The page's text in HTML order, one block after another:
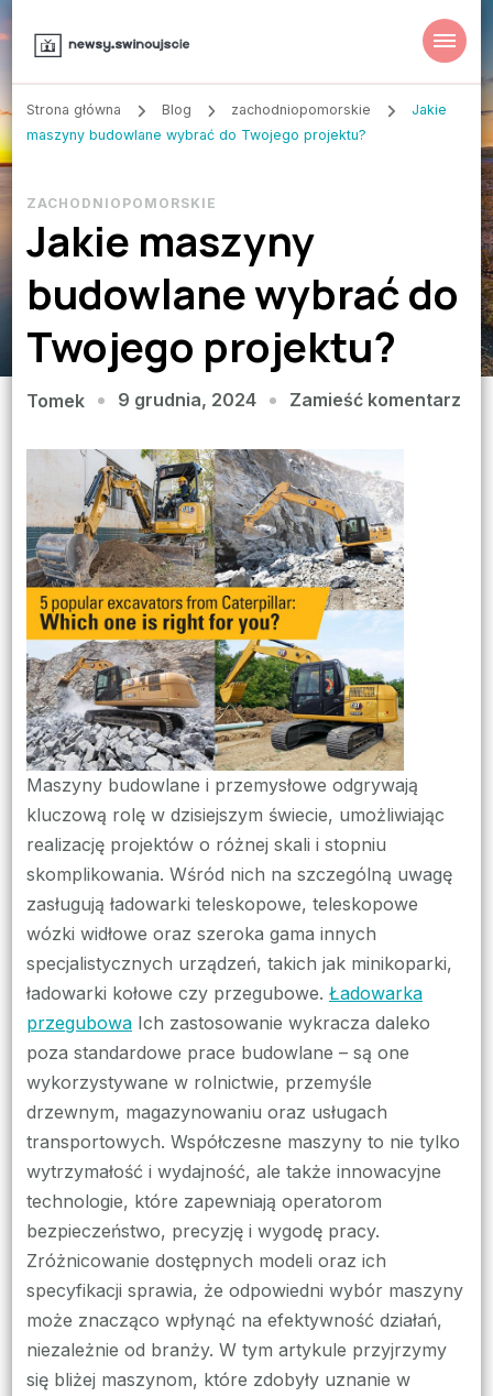
Strona główna Blog zachodniopomorskie
Jakie
maszyny budowlane wybrać do Twojego projektu?
ZACHODNIOPOMORSKIE
Jakie maszyny
budowlane wybrać do
Twojego projektu?
Tomek 9 grudnia, 2024 Zamieść komentarzwe
Maszyny budowlane i przemysłowe odgrywają
kluczową rolę w dzisiejszym świecie, umożliwiając
realizację projektów o różnej skali i stopniu
skomplikowania. Wśród nich na szczególną uwagę
zasługują ładowarki teleskopowe, teleskopowe
wózki widłowe oraz szeroka gama innych
specjalistycznych urządzeń, takich jak minikoparki,
ładowarki kołowe czy przegubowe. Ładowarka
przegubowaIch zastosowanie wykracza daleko
poza standardowe prace budowlane – są one
wykorzystywane w rolnictwie, przemyśle
drzewnym, magazynowaniu oraz usługach
transportowych. Współczesne maszyny to nie tylko
wytrzymałość i wydajność, ale także innowacyjne
technologie, które zapewniają operatorom
bezpieczeństwo, precyzję i wygodę pracy.
Zróżnicowanie dostępnych modeli oraz ich
specyfikacji sprawia, że odpowiedni wybór maszyny
może znacząco wpłynąć na efektywność działań,
niezależnie od branży. W tym artykule przyjrzymy
się bliżej maszynom, które zdobyły uznanie w